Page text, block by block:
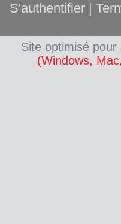
S'authentifier|
Site optimisé pour
(Windows,